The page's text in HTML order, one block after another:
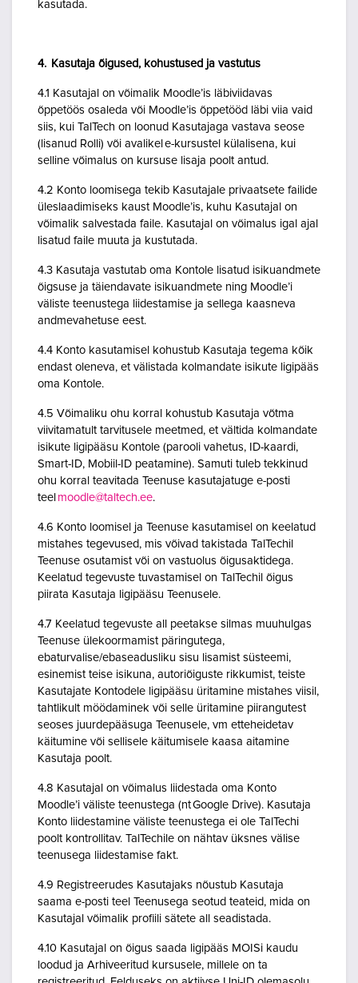
kasutada.
4. Kasutaja õigused, kohustused ja vastutus
4.1 Kasutajal on võimalik Moodle’is läbiviidavas
õppetöös osaleda või Moodle’is õppetööd läbi viia vaid
siis, kui TalTech on loonud Kasutajaga vastava seose
(lisanud Rolli) või avalikel e-kursustel külalisena, kui
selline võimalus on kursuse lisaja poolt antud.
4.2 Konto loomisega tekib Kasutajale privaatsete failide
üleslaadimiseks kaust Moodle’is, kuhu Kasutajal on
võimalik salvestada faile. Kasutajal on võimalus igal ajal
lisatud faile muuta ja kustutada.
4.3 Kasutaja vastutab oma Kontole lisatud isikuandmete
õigsuse ja täiendavate isikuandmete ning Moodle’i
väliste teenustega liidestamise ja sellega kaasneva
andmevahetuse eest.
4.4 Konto kasutamisel kohustub Kasutaja tegema kõik
endast oleneva, et välistada kolmandate isikute ligipääs
oma Kontole.
4.5 Võimaliku ohu korral kohustub Kasutaja võtma
viivitamatult tarvitusele meetmed, et vältida kolmandate
isikute ligipääsu Kontole (parooli vahetus, ID-kaardi,
Smart-ID, Mobiil-ID peatamine). Samuti tuleb tekkinud
ohu korral teavitada Teenuse kasutajatuge e-posti
teel moodle@taltech.ee.
4.6 Konto loomisel ja Teenuse kasutamisel on keelatud
mistahes tegevused, mis võivad takistada TalTechil
Teenuse osutamist või on vastuolus õigusaktidega.
Keelatud tegevuste tuvastamisel on TalTechil õigus
piirata Kasutaja ligipääsu Teenusele.
4.7 Keelatud tegevuste all peetakse silmas muuhulgas
Teenuse ülekoormamist päringutega,
ebaturvalise/ebaseadusliku sisu lisamist süsteemi,
esinemist teise isikuna, autoriõiguste rikkumist, teiste
Kasutajate Kontodele ligipääsu üritamine mistahes viisil,
tahtlikult möödaminek või selle üritamine piirangutest
seoses juurdepääsuga Teenusele, vm etteheidetav
käitumine või sellisele käitumisele kaasa aitamine
Kasutaja poolt.
4.8 Kasutajal on võimalus liidestada oma Konto
Moodle’i väliste teenustega (nt Google Drive). Kasutaja
Konto liidestamine väliste teenustega ei ole TalTechi
poolt kontrollitav. TalTechile on nähtav üksnes välise
teenusega liidestamise fakt.
4.9 Registreerudes Kasutajaks nõustub Kasutaja
saama e-posti teel Teenusega seotud teateid, mida on
Kasutajal võimalik profiili sätete all seadistada.
4.10 Kasutajal on õigus saada ligipääs MOISi kaudu
loodud ja Arhiveeritud kursusele, millele on ta